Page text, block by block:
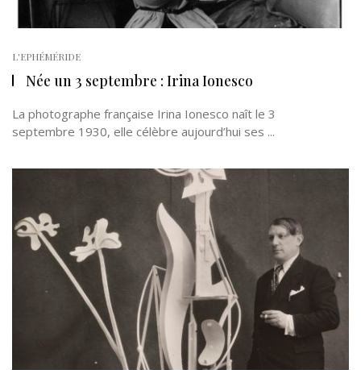
L'EPHÉMÉRIDE
Née un 3 septembre : Irina Ionesco
La photographe française Irina Ionesco naît le 3
septembre 1930, elle célèbre aujourd’hui ses ...